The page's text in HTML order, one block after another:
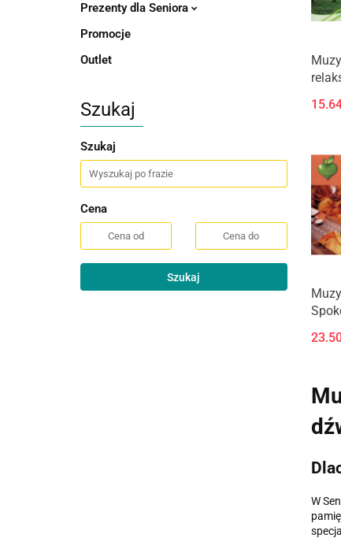
Prezenty dla Seniora
Promocje
Outlet
Szukaj
Szukaj
Cena
Szukaj
W